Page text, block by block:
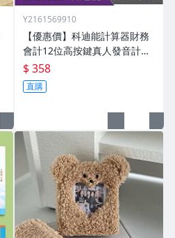
Y2161569910
【優惠價】科迪能計算器財務
會計12位高按鍵真人發音計算
機財務會計用PA-884
$ 358
直購